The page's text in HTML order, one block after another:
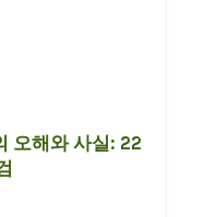
오해와 사실: 22